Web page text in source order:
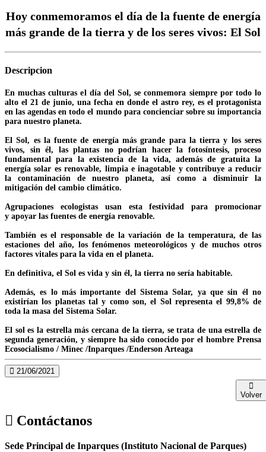
Hoy conmemoramos el día de la fuente de energía
más grande de la tierra y de los seres vivos: El Sol
Descripcion
En muchas culturas el día del Sol, se conmemora siempre por todo lo
alto el 21 de junio, una fecha en donde el astro rey, es el protagonista
en las agendas en todo el mundo para concienciar sobre su importancia
para nuestro planeta.
El Sol, es la fuente de energía más grande para la tierra y los seres
vivos, sin él, las plantas no podrían hacer la fotosíntesis, proceso
fundamental para la existencia de la vida, además de gratuita la
energía solar es renovable, limpia e inagotable y contribuye a reducir
la contaminación de nuestro planeta, así como a disminuir la
mitigación del cambio climático.
Agrupaciones ecologistas usan esta festividad para promocionar
y apoyar las fuentes de energía renovable.
También es el responsable de la variación de la temperatura, de las
estaciones del año, los fenómenos meteorológicos y de muchos otros
factores vitales para la vida en el planeta.
En definitiva, el Sol es vida y sin él, la tierra no sería habitable.
Además, es lo más importante del Sistema Solar, ya que sin él no
existirían los planetas tal y como son, el Sol representa el 99,8% de
toda la masa del Sistema Solar.
El sol es la estrella más cercana de la tierra, se trata de una estrella de
segunda generación, y siempre ha sido conocido por el hombre Prensa
Ecosocialismo / Minec /Inparques /Enderson Arteaga
21/06/2021
Volver
Contáctanos
Sede Principal de Inparques (Instituto Nacional de Parques)